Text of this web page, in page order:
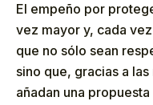
El empeño por
vez mayor y, cada
que no sólo sean
sino que, gracias a
añadan una